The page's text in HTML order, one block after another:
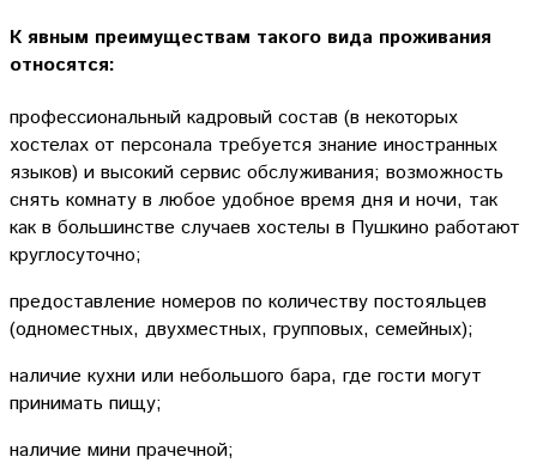
К явным преимуществам такого вида проживания
относятся:
профессиональный кадровый состав (в некоторых
хостелах от персонала требуется знание иностранных
языков) и высокий сервис обслуживания; возможность
снять комнату в любое удобное время дня и ночи, так
как в большинстве случаев хостелы в Пушкино работают
круглосуточно;
предоставление номеров по количеству постояльцев
(одноместных, двухместных, групповых, семейных);
наличие кухни или небольшого бара, где гости могут
принимать пищу;
наличие мини прачечной;